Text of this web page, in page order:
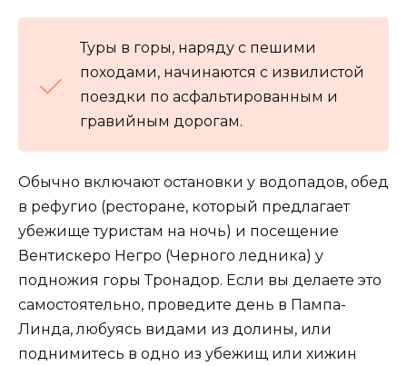
Туры в горы, наряду с пешими
походами, начинаются с извилистой
поездки по асфальтированным и
гравийным дорогам.
Обычно включают остановки у водопадов, обед
в рефугио (ресторане, который предлагает
убежище туристам на ночь) и посещение
Вентискеро Негро (Черного ледника) у
подножия горы Тронадор. Если вы делаете это
самостоятельно, проведите день в Пампа-
Линда, любуясь видами из долины, или
поднимитесь в одно из убежищ или хижин